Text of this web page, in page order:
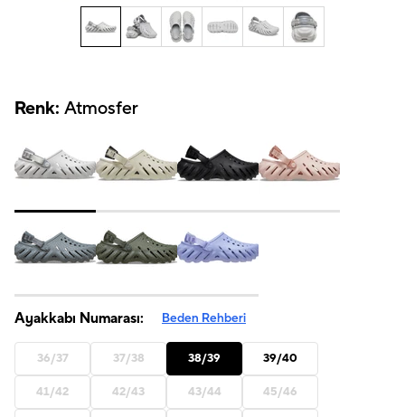
Renk: Atmosfer
Ayakkabı Numarası: Beden Rehberi
36/37 37/38 38/39 39/40
41/42 42/43 43/44 45/46